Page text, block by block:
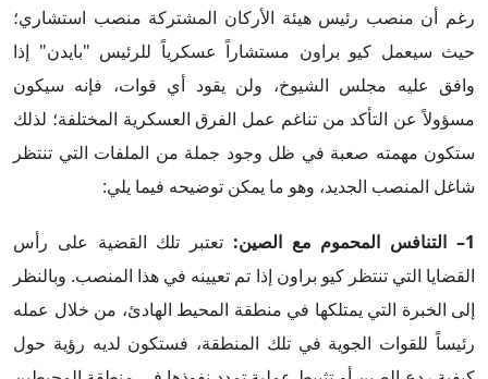
رغم أن منصب رئيس هيئة الأركان المشتركة منصب استشاري؛
حيث سيعمل كيو براون مستشاراً عسكرياً للرئيس "بايدن" إذا
وافق عليه مجلس الشيوخ، ولن يقود أي قوات، فإنه سيكون
مسؤولاً عن التأكد من تناغم عمل الفرق العسكرية المختلفة؛ لذلك
ستكون مهمته صعبة في ظل وجود جملة من الملفات التي تنتظر
شاغل المنصب الجديد، وهو ما يمكن توضيحه فيما يلي:
1– التنافس المحموم مع الصين:
تعتبر تلك القضية على رأس
القضايا التي تنتظر كيو براون إذا تم تعيينه في هذا المنصب. وبالنظر
إلى الخبرة التي يمتلكها في منطقة المحيط الهادئ، من خلال عمله
رئيساً للقوات الجوية في تلك المنطقة، فستكون لديه رؤية حول